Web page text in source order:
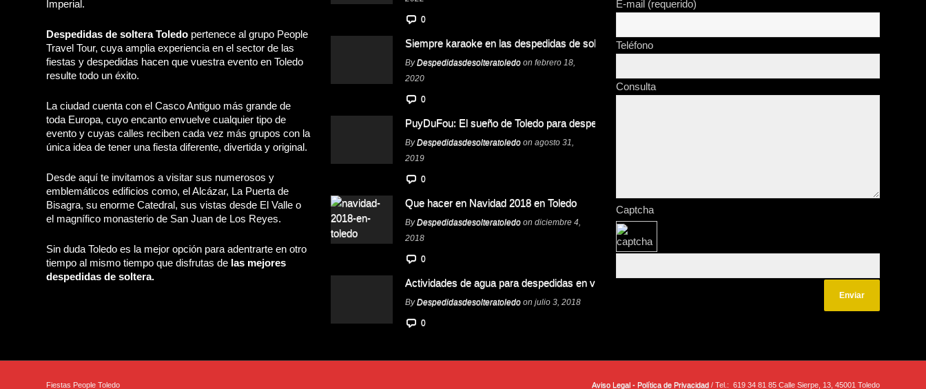
Imperial.
Despedidas de soltera Toledo pertenece al grupo People
Travel Tour, cuya amplia experiencia en el sector de las
fiestas y despedidas hacen que vuestra evento en Toledo
resulte todo un éxito.
La ciudad cuenta con el Casco Antiguo más grande de
toda Europa, cuyo encanto envuelve cualquier tipo de
evento y cuyas calles reciben cada vez más grupos con la
única idea de tener una fiesta diferente, divertida y original.
Desde aquí te invitamos a visitar sus numerosos y
emblemáticos edificios como, el Alcázar, La Puerta de
Bisagra, su enorme Catedral, sus vistas desde El Valle o
el magnífico monasterio de San Juan de Los Reyes.
Sin duda Toledo es la mejor opción para adentrarte en otro
tiempo al mismo tiempo que disfrutas de las mejores
despedidas de soltera.
0
Siempre karaoke en las despedidas de soltera
ByDespedidasdesolteratoledo on febrero 18,
2020
0
PuyDuFou: El sueño de Toledo para despedidas
ByDespedidasdesolteratoledo on agosto 31,
2019
0
Que hacer en Navidad 2018 en Toledo
ByDespedidasdesolteratoledo on diciembre 4,
2018
0
Actividades de agua para despedidas en verano
ByDespedidasdesolteratoledo on julio 3, 2018
0
E-mail (requerido)
Teléfono
Consulta
Captcha
Fiestas People Toledo Aviso Legal - Política de Privacidad / Tel.: 619 34 81 85 Calle Sierpe, 13, 45001 Toledo